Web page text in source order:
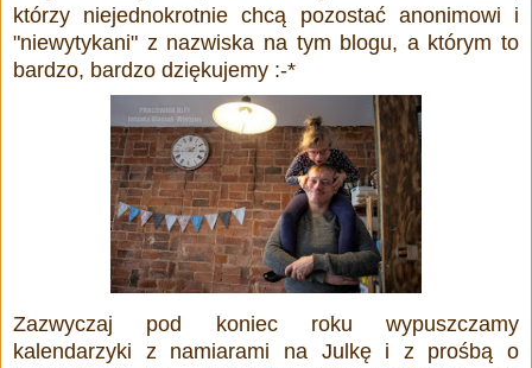
którzy niejednokrotnie chcą pozostać anonimowi i
"niewytykani" z nazwiska na tym blogu, a którym to
bardzo, bardzo dziękujemy :-*
Zazwyczaj pod koniec roku wypuszczamy
kalendarzyki z namiarami na Julkę i z prośbą o